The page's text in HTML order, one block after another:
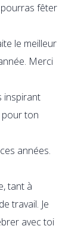
fêter
le meilleur
Merci
inspirant
pour ton
années.
tant à
travail. Je
avec toi